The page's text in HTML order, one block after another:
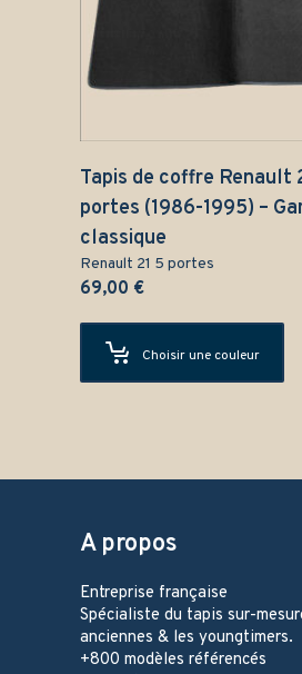
Tapis de coffre Renault
portes (1986-1995) –
classique
Renault 21 5 portes
69,00 €
Choisir une couleur
A propos
Entreprise française
Spécialiste du tapis sur-
anciennes & les youngtimers.
+800 modèles référencés